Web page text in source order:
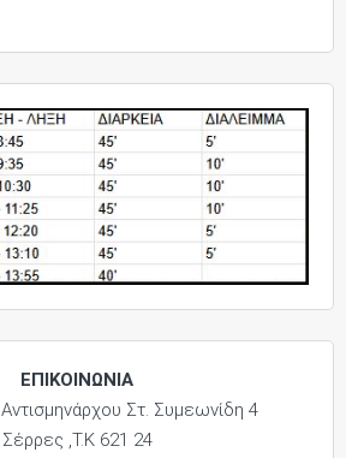
ΕΠΙΚΟΙΝΩΝΙΑ
Αντισμηνάρχου Στ. Συμεωνίδη 4
Σέρρες ,Τ.Κ 621 24